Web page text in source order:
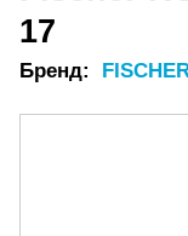
17
Бренд: